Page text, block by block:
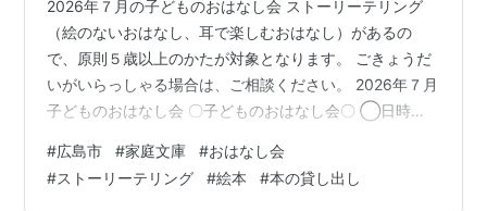
2026年７月の子どものおはなし会 ストーリーテリング
（絵のないおはなし、耳で楽しむおはなし）があるの
で、原則５歳以上のかたが対象となります。 ごきょうだ
いがいらっしゃる場合は、ご相談ください。 2026年７月
子どものおはなし会 〇子どものおはなし会〇 ◯日時
所 ちいさな おはなしの部屋 森とユニコーン◯時間 10
時 ～11 時◯内容 おはなし会・本の貸し出し・工作◯対
#広島市 #家庭文庫 #おはなし会
#ストーリーテリング #絵本 #本の貸し出し